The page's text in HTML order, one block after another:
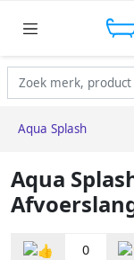
Aqua Splash
Aqua
0